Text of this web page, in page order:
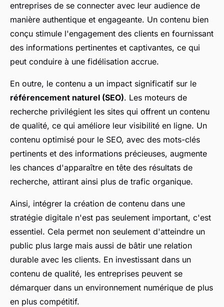
entreprises de se connecter avec leur audience de
manière authentique et engageante. Un contenu bien
conçu stimule l'engagement des clients en fournissant
des informations pertinentes et captivantes, ce qui
peut conduire à une fidélisation accrue.
En outre, le contenu a un impact significatif sur le
référencement naturel (SEO). Les moteurs de
recherche privilégient les sites qui offrent un contenu
de qualité, ce qui améliore leur visibilité en ligne. Un
contenu optimisé pour le SEO, avec des mots-clés
pertinents et des informations précieuses, augmente
les chances d'apparaître en tête des résultats de
recherche, attirant ainsi plus de trafic organique.
Ainsi, intégrer la création de contenu dans une
stratégie digitale n'est pas seulement important, c'est
essentiel. Cela permet non seulement d'atteindre un
public plus large mais aussi de bâtir une relation
durable avec les clients. En investissant dans un
contenu de qualité, les entreprises peuvent se
démarquer dans un environnement numérique de plus
en plus compétitif.